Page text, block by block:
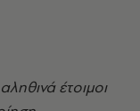
έτοιμοι